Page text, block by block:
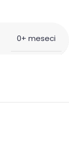
0+ meseci